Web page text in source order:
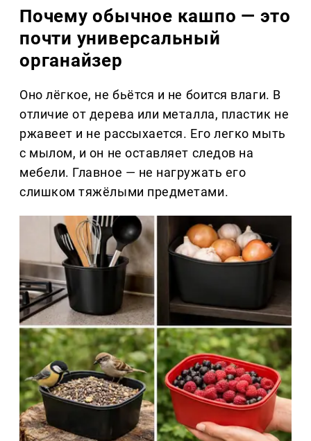
Почему обычное кашпо — это
почти универсальный
органайзер
Оно лёгкое, не бьётся и не боится влаги. В
отличие от дерева или металла, пластик не
ржавеет и не рассыхается. Его легко мыть
с мылом, и он не оставляет следов на
мебели. Главное — не нагружать его
слишком тяжёлыми предметами.